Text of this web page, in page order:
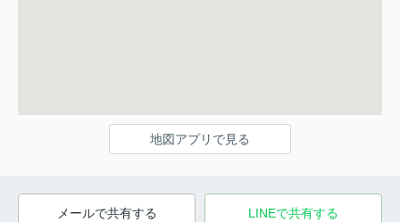
地図アプリで見る
メールで共有する LINEで共有する